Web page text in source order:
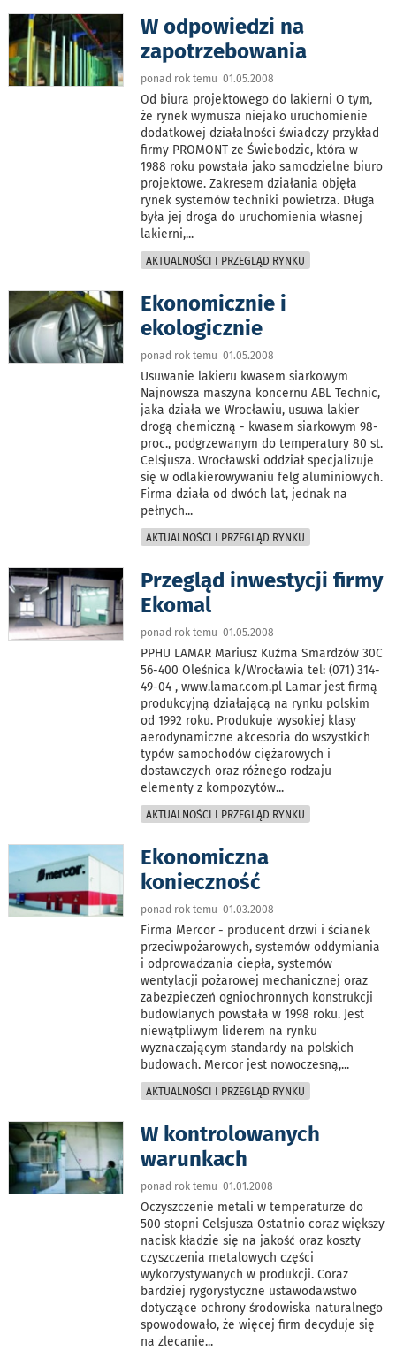
W odpowiedzi na
zapotrzebowania
ponad rok temu 01.05.2008
Od biura projektowego do lakierni O tym,
że rynek wymusza niejako uruchomienie
dodatkowej działalności świadczy przykład
firmy PROMONT ze Świebodzic, która w
1988 roku powstała jako samodzielne biuro
projektowe. Zakresem działania objęła
rynek systemów techniki powietrza. Długa
była jej droga do uruchomienia własnej
lakierni,...
AKTUALNOŚCI I PRZEGLĄD RYNKU
Ekonomicznie i
ekologicznie
ponad rok temu 01.05.2008
Usuwanie lakieru kwasem siarkowym
Najnowsza maszyna koncernu ABL Technic,
jaka działa we Wrocławiu, usuwa lakier
drogą chemiczną - kwasem siarkowym 98-
proc., podgrzewanym do temperatury 80 st.
Celsjusza. Wrocławski oddział specjalizuje
się w odlakierowywaniu felg aluminiowych.
Firma działa od dwóch lat, jednak na
pełnych...
AKTUALNOŚCI I PRZEGLĄD RYNKU
Przegląd inwestycji firmy
Ekomal
ponad rok temu 01.05.2008
PPHU LAMAR Mariusz Kuźma Smardzów 30C
56-400 Oleśnica k/Wrocławia tel: (071) 314-
49-04 , www.lamar.com.pl Lamar jest firmą
produkcyjną działającą na rynku polskim
od 1992 roku. Produkuje wysokiej klasy
aerodynamiczne akcesoria do wszystkich
typów samochodów ciężarowych i
dostawczych oraz różnego rodzaju
elementy z kompozytów...
AKTUALNOŚCI I PRZEGLĄD RYNKU
Ekonomiczna
konieczność
ponad rok temu 01.03.2008
Firma Mercor - producent drzwi i ścianek
przeciwpożarowych, systemów oddymiania
i odprowadzania ciepła, systemów
wentylacji pożarowej mechanicznej oraz
zabezpieczeń ogniochronnych konstrukcji
budowlanych powstała w 1998 roku. Jest
niewątpliwym liderem na rynku
wyznaczającym standardy na polskich
budowach. Mercor jest nowoczesną,...
AKTUALNOŚCI I PRZEGLĄD RYNKU
W kontrolowanych
warunkach
ponad rok temu 01.01.2008
Oczyszczenie metali w temperaturze do
500 stopni Celsjusza Ostatnio coraz większy
nacisk kładzie się na jakość oraz koszty
czyszczenia metalowych części
wykorzystywanych w produkcji. Coraz
bardziej rygorystyczne ustawodawstwo
dotyczące ochrony środowiska naturalnego
spowodowało, że więcej firm decyduje się
na zlecanie...